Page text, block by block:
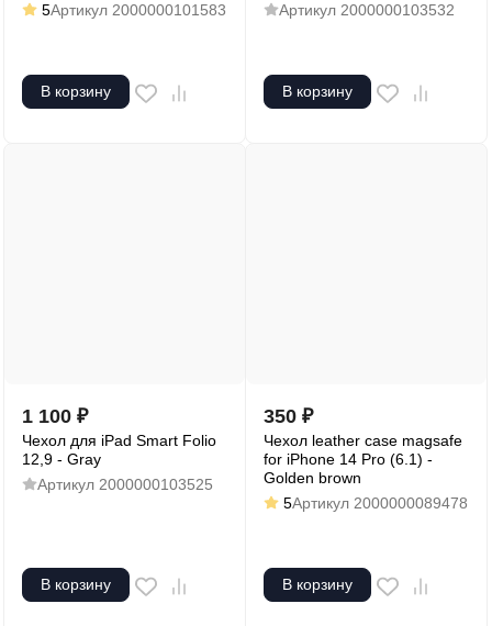
5Артикул 2000000101583
В корзину
Артикул 2000000103532
В корзину
1 100 ₽
Чехол для iPad Smart Folio
12,9 - Gray
Артикул 2000000103525
В корзину
350 ₽
Чехол leather case magsafe
for iPhone 14 Pro (6.1) -
Golden brown
5Артикул 2000000089478
В корзину